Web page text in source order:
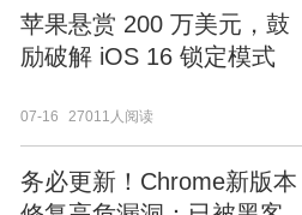
苹果悬赏 200 万美元，鼓
励破解 iOS 16 锁定模式
07-16 27011人阅读
务必更新！Chrome新版本